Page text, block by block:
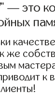
" — это
же